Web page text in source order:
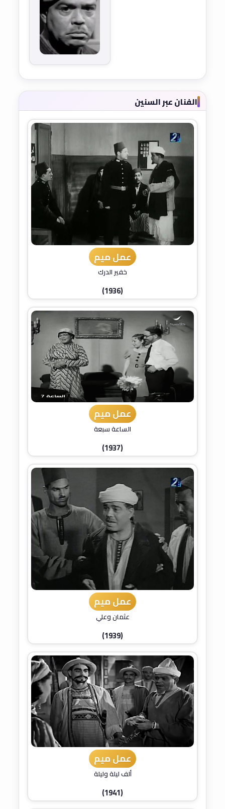
الفنان عبر السنين
عمل ميم
خفير الدرك
(1936)
عمل ميم
الساعة سبعة
(1937)
عمل ميم
عثمان وعلي
(1939)
عمل ميم
ألف ليلة وليلة
(1941)